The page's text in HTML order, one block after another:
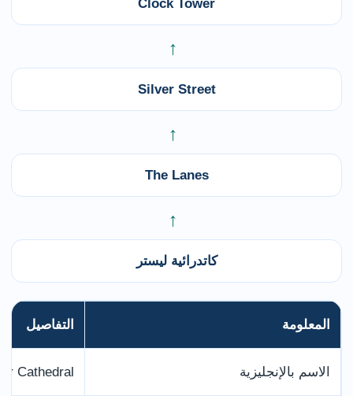
Clock Tower
←
Silver Street
←
The Lanes
←
كاتدرائية ليستر
المعلومة التفاصيل
الاسم بالإنجليزية Cathedral